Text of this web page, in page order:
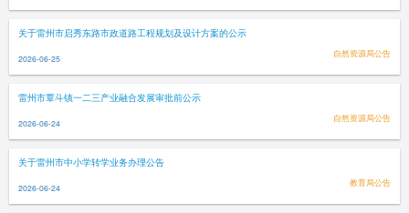
关于雷州市启秀东路市政道路工程规划及设计方案的公示
2026-06-25 自然资源局公告
雷州市覃斗镇一二三产业融合发展审批前公示
2026-06-24 自然资源局公告
关于雷州市中小学转学业务办理公告
2026-06-24 教育局公告